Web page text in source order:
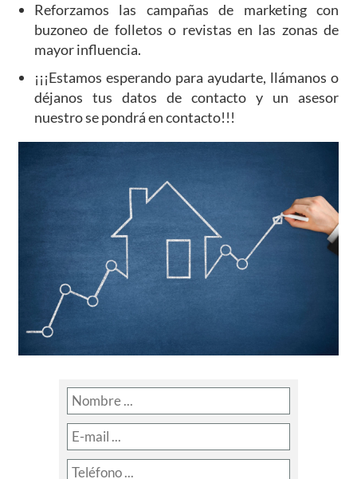
Reforzamos las campañas de marketing con
buzoneo de folletos o revistas en las zonas de
mayor influencia.
¡¡¡Estamos esperando para ayudarte, llámanos o
déjanos tus datos de contacto y un asesor
nuestro se pondrá en contacto!!!